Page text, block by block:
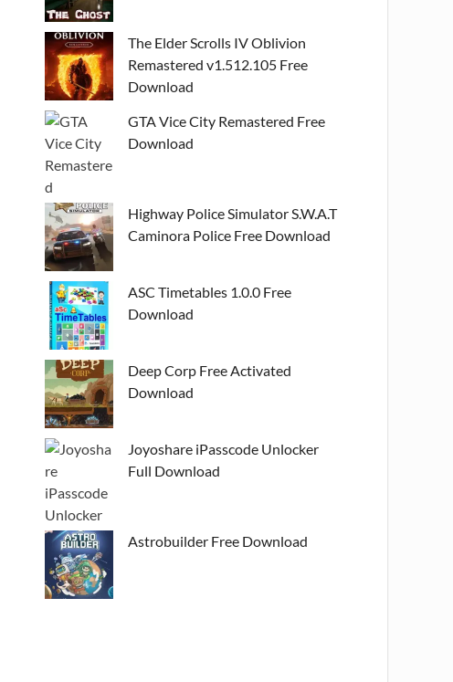
The Elder Scrolls IV Oblivion
Remastered v1.512.105 Free
Download
GTA Vice City Remastered Free
Download
Highway Police Simulator S.W.A.T
Caminora Police Free Download
ASC Timetables 1.0.0 Free
Download
Deep Corp Free Activated
Download
Joyoshare iPasscode Unlocker
Full Download
Astrobuilder Free Download